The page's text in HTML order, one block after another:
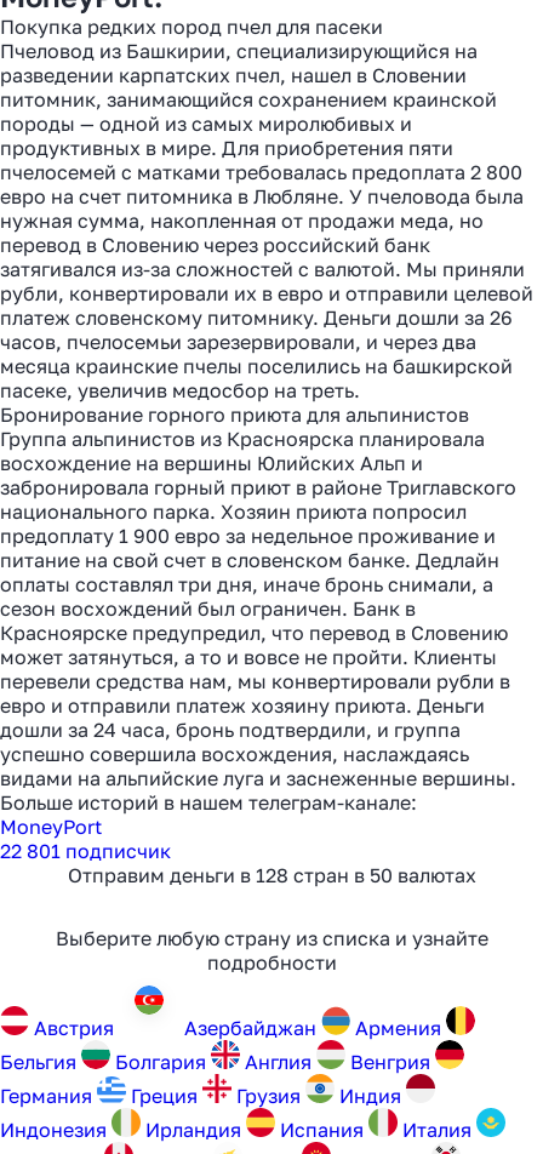
Покупка редких пород пчел для пасеки
Пчеловод из Башкирии, специализирующийся на
разведении карпатских пчел, нашел в Словении
питомник, занимающийся сохранением краинской
породы — одной из самых миролюбивых и
продуктивных в мире. Для приобретения пяти
пчелосемей с матками требовалась предоплата 2 800
евро на счет питомника в Любляне. У пчеловода была
нужная сумма, накопленная от продажи меда, но
перевод в Словению через российский банк
затягивался из-за сложностей с валютой. Мы приняли
рубли, конвертировали их в евро и отправили целевой
платеж словенскому питомнику. Деньги дошли за 26
часов, пчелосемьи зарезервировали, и через два
месяца краинские пчелы поселились на башкирской
пасеке, увеличив медосбор на треть.
Бронирование горного приюта для альпинистов
Группа альпинистов из Красноярска планировала
восхождение на вершины Юлийских Альп и
забронировала горный приют в районе Триглавского
национального парка. Хозяин приюта попросил
предоплату 1 900 евро за недельное проживание и
питание на свой счет в словенском банке. Дедлайн
оплаты составлял три дня, иначе бронь снимали, а
сезон восхождений был ограничен. Банк в
Красноярске предупредил, что перевод в Словению
может затянуться, а то и вовсе не пройти. Клиенты
перевели средства нам, мы конвертировали рубли в
евро и отправили платеж хозяину приюта. Деньги
дошли за 24 часа, бронь подтвердили, и группа
успешно совершила восхождения, наслаждаясь
видами на альпийские луга и заснеженные вершины.
Больше историй в нашем телеграм-канале:
MoneyPort
22 801 подписчик
Отправим деньги в 128 стран в 50 валютах
Выберите любую страну из списка и узнайте
подробности
Австрия Aзербайджан
Армения
Бельгия
Болгария Англия
Венгрия
Германия
Греция Грузия
Индия
Индонезия
Ирландия Испания
Италия
Как перевести деньги
за 2 часа вместо 120
Рассказали, почему банки
уступили место платёжным
агентам в 2025 году
Узнать